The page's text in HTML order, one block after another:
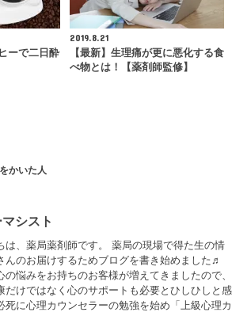
ーで二日酔
2019.8.21
【最新】生理痛が更に悪化する食
べ物とは！【薬剤師監修】
かいた人
シスト
は、薬局薬剤師です。 薬局の現場で得た生の情
んのお届けするためブログを書き始めました♬
の悩みをお持ちのお客様が増えてきましたので、
だけではなく心のサポートも必要とひしひしと感
に心理カウンセラーの勉強を始め「上級心理カ